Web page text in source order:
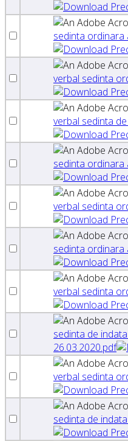
sedinta ordinara
verbal sedinta
verbal sedinta
sedinta ordinara
verbal sedinta
sedinta ordinara
verbal sedinta
sedinta de
26.03.2020.pdf
verbal sedinta
sedinta de